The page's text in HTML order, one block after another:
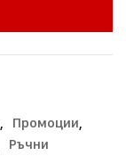
, Промоции,
Ръчни